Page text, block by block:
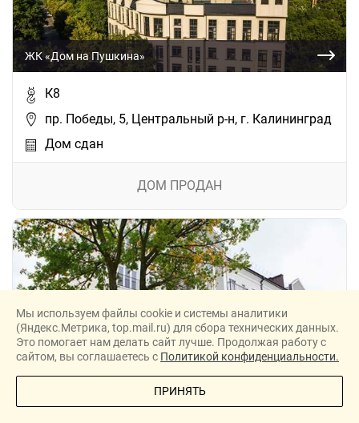
ЖК «Дом на Пушкина»
К8
пр. Победы, 5, Центральный р-н, г. Калининград
Дом сдан
ДОМ ПРОДАН
ЖК «Венский квартал»
ПОЗВОНИТЕ МНЕ
Мы используем файлы cookie и системы аналитики
(Яндекс.Метрика, top.mail.ru) для сбора технических данных.
Это помогает нам делать сайт лучше. Продолжая работу с
сайтом, вы соглашаетесь с Политикой конфиденциальности.
ПРИНЯТЬ